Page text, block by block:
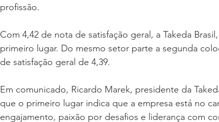
profissão.
Com 4,42 de nota de satisfação geral, a Takeda
primeiro lugar. Do mesmo setor parte a segunda
de satisfação geral de 4,39.
Em comunicado, Ricardo Marek, presidente da
que o primeiro lugar indica que a empresa está no
engajamento, paixão por desafios e liderança com